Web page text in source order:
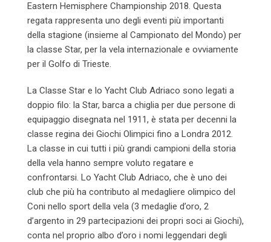
Eastern Hemisphere Championship 2018. Questa
regata rappresenta uno degli eventi più importanti
della stagione (insieme al Campionato del Mondo) per
la classe Star, per la vela internazionale e ovviamente
per il Golfo di Trieste.
La Classe Star e lo Yacht Club Adriaco sono legati a
doppio filo: la Star, barca a chiglia per due persone di
equipaggio disegnata nel 1911, è stata per decenni la
classe regina dei Giochi Olimpici fino a Londra 2012.
La classe in cui tutti i più grandi campioni della storia
della vela hanno sempre voluto regatare e
confrontarsi. Lo Yacht Club Adriaco, che è uno dei
club che più ha contributo al medagliere olimpico del
Coni nello sport della vela (3 medaglie d’oro, 2
d’argento in 29 partecipazioni dei propri soci ai Giochi),
conta nel proprio albo d’oro i nomi leggendari degli